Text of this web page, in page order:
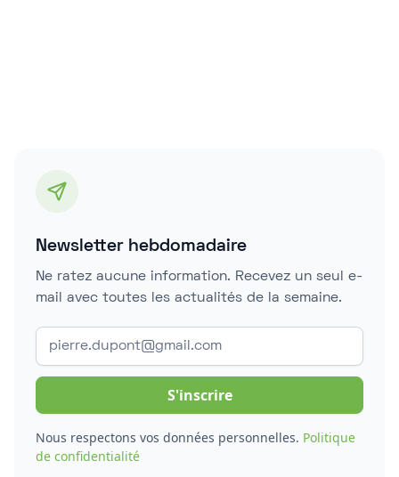
Newsletter hebdomadaire
Ne ratez aucune information. Recevez un seul e-
mail avec toutes les actualités de la semaine.
Nous respectons vos données personnelles. Politique
de confidentialité